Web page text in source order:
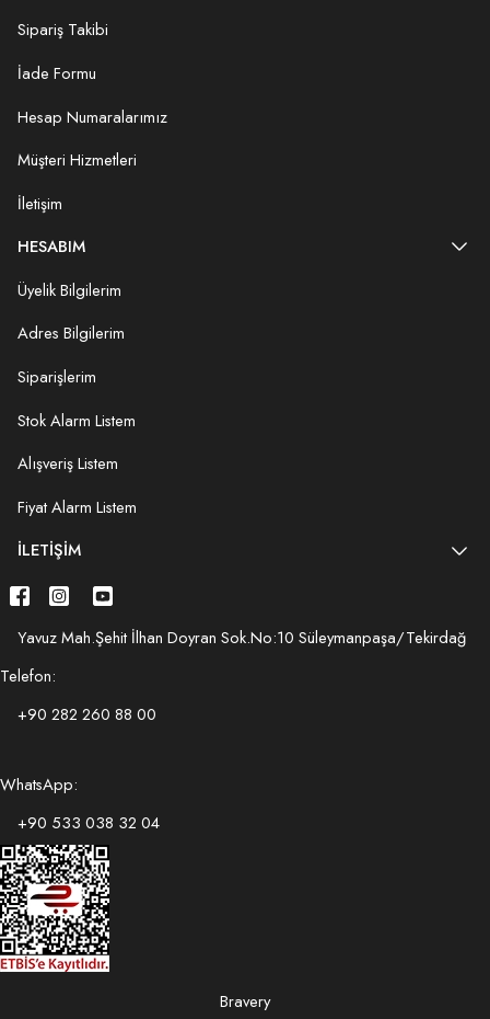
Sipariş Takibi
İade Formu
Hesap Numaralarımız
Müşteri Hizmetleri
İletişim
HESABIM
Üyelik Bilgilerim
Adres Bilgilerim
Siparişlerim
Stok Alarm Listem
Alışveriş Listem
Fiyat Alarm Listem
İLETIŞIM
Yavuz Mah.Şehit İlhan Doyran Sok.No:10 Süleymanpaşa/Tekirdağ
Telefon:
+90 282 260 88 00
WhatsApp:
+90 533 038 32 04
Bravery